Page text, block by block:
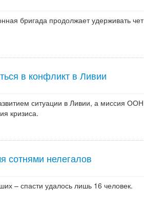
бригада продолжает удерживать
в конфликт в Ливии
ситуации в Ливии, а миссия
кризиса.
сотнями нелегалов
– спасти удалось лишь 16 человек.